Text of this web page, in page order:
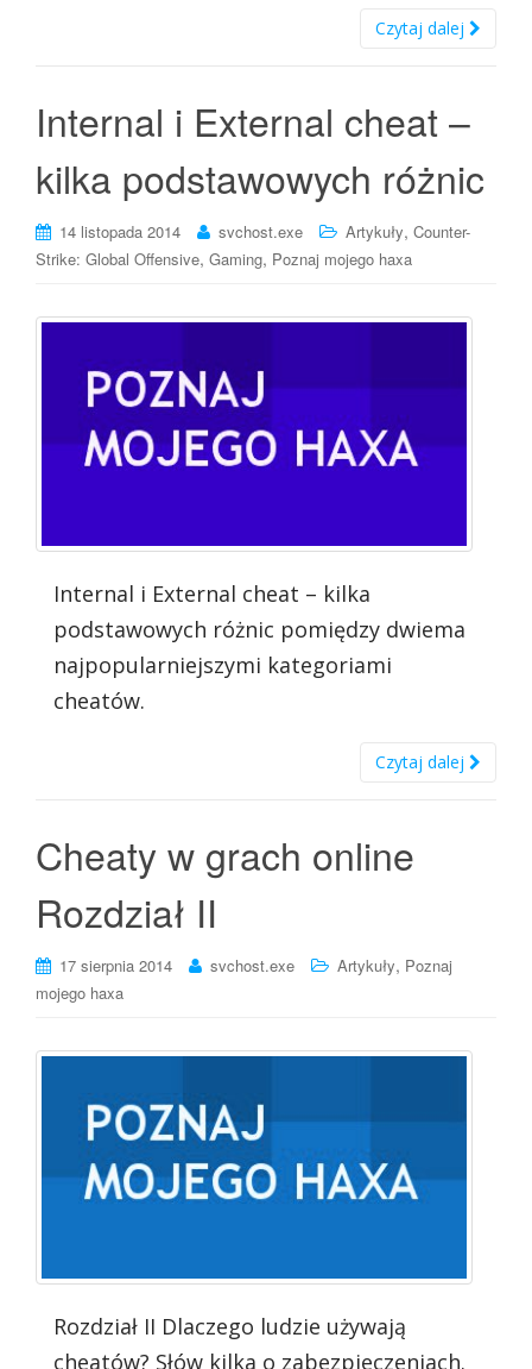
Czytaj dalej
Internal i External cheat –
kilka podstawowych różnic
14 listopada 2014 svchost.exe Artykuły, Counter-
Strike: Global Offensive, Gaming, Poznaj mojego haxa
Internal i External cheat – kilka
podstawowych różnic pomiędzy dwiema
najpopularniejszymi kategoriami
cheatów.
Czytaj dalej
Cheaty w grach online
Rozdział II
17 sierpnia 2014 svchost.exe Artykuły, Poznaj
mojego haxa
Rozdział II Dlaczego ludzie używają
cheatów? Słów kilka o zabezpieczeniach.